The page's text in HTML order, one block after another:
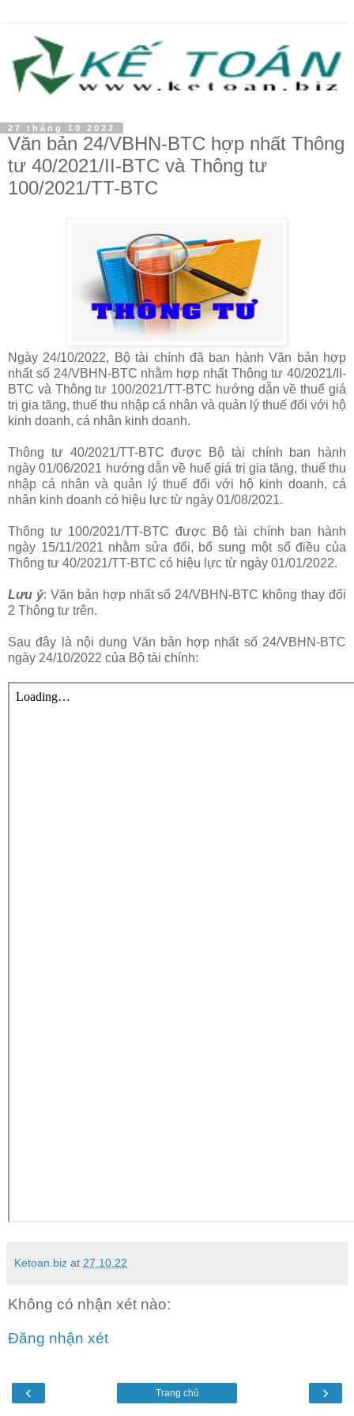
27 tháng 10 2022
Văn bản 24/VBHN-BTC hợp nhất Thông
tư 40/2021/II-BTC và Thông tư
100/2021/TT-BTC
Ngày 24/10/2022, Bộ tài chính đã ban hành Văn bản hợp
nhất số 24/VBHN-BTC nhằm hợp nhất Thông tư 40/2021/II-
BTC và Thông tư 100/2021/TT-BTC hướng dẫn về thuế giá
trị gia tăng, thuế thu nhập cá nhân và quản lý thuế đối với hộ
kinh doanh, cá nhân kinh doanh.
Thông tư 40/2021/TT-BTC được Bộ tài chính ban hành
ngày 01/06/2021 hướng dẫn về huế giá trị gia tăng, thuế thu
nhập cá nhân và quản lý thuế đối với hộ kinh doanh, cá
nhân kinh doanh có hiệu lực từ ngày 01/08/2021.
Thông tư 100/2021/TT-BTC được Bộ tài chính ban hành
ngày 15/11/2021 nhằm sửa đổi, bổ sung một số điều của
Thông tư 40/2021/TT-BTC có hiệu lực từ ngày 01/01/2022.
Lưu ý: Văn bản hợp nhất số 24/VBHN-BTC không thay đổi
2 Thông tư trên.
Sau đây là nội dung Văn bản hợp nhất số 24/VBHN-BTC
ngày 24/10/2022 của Bộ tài chính:
Ketoan.biz at 27.10.22
Không có nhận xét nào:
Đăng nhận xét
‹ ›
Trang chủ